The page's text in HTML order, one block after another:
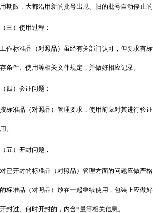
用期限，大都沿用新的批号出现、旧的批号自动停止的
（三）使用过程：
工作标准品（对照品）虽经有关部门认可，但要求有
存条件、使用等相关文件规定，并做好相应记录。
（四）验证问题：
按标准品（对照品）管理要求，使用前应对其进行验
用。
（五）开封问题：
对已开封的标准品（对照品）管理方面的问题应做严
的标准品（对照品）放在一起继续使用，包装上应做
开封过、何时开封的，内含*量等相关信息。